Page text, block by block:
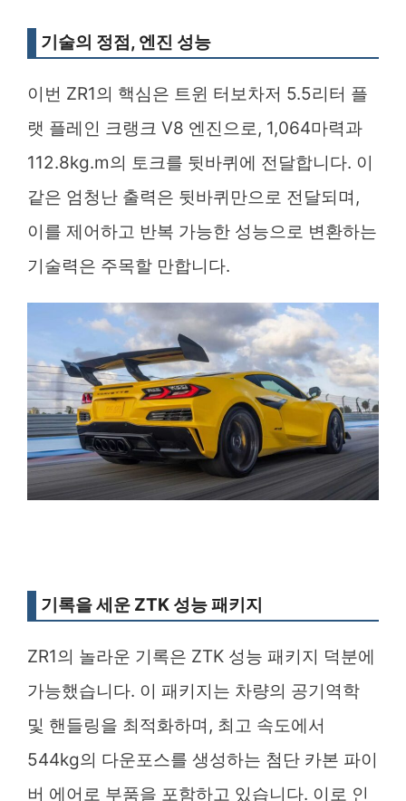
기술의 정점, 엔진 성능
이번 ZR1의 핵심은 트윈 터보차저 5.5리터 플
랫 플레인 크랭크 V8 엔진으로, 1,064마력과
112.8kg.m의 토크를 뒷바퀴에 전달합니다. 이
같은 엄청난 출력은 뒷바퀴만으로 전달되며,
이를 제어하고 반복 가능한 성능으로 변환하는
기술력은 주목할 만합니다.
기록을 세운 ZTK 성능 패키지
ZR1의 놀라운 기록은 ZTK 성능 패키지 덕분에
가능했습니다. 이 패키지는 차량의 공기역학
및 핸들링을 최적화하며, 최고 속도에서
544kg의 다운포스를 생성하는 첨단 카본 파이
버 에어로 부품을 포함하고 있습니다. 이로 인